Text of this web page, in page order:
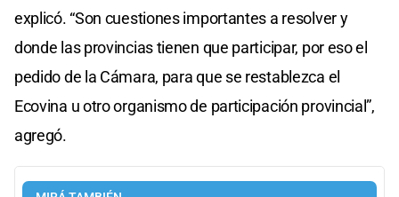
explicó. “Son cuestiones importantes a resolver y
donde las provincias tienen que participar, por eso el
pedido de la Cámara, para que se restablezca el
Ecovina u otro organismo de participación provincial”,
agregó.